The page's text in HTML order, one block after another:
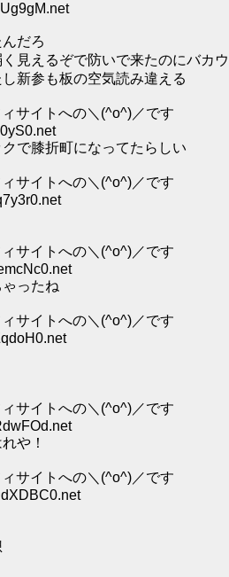
だろ
見えるぞで防いで来たのにバカウ
新参も板の空気読み違える
サイトへの＼(^o^)／です
で膝折町になってたらしい
サイトへの＼(^o^)／です
サイトへの＼(^o^)／です
ったね
サイトへの＼(^o^)／です
サイトへの＼(^o^)／です
や！
サイトへの＼(^o^)／です